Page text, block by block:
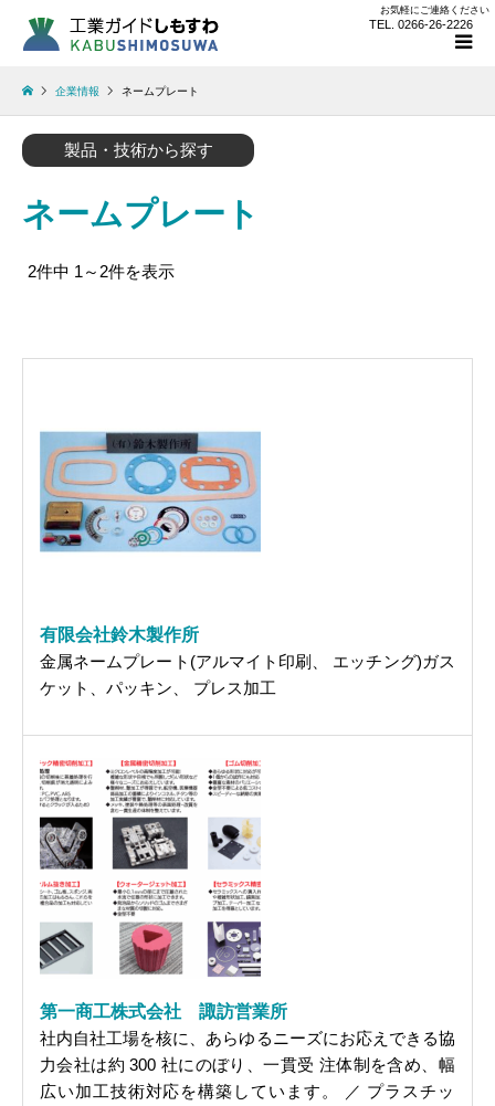
お気軽にご連絡ください
TEL. 0266-26-2226
企業情報 ネームプレート
製品・技術から探す
ネームプレート
2件中 1～2件を表示
有限会社鈴木製作所
金属ネームプレート(アルマイト印刷、 エッチング)ガス
ケット、パッキン、 プレス加工
第一商工株式会社 諏訪営業所
社内自社工場を核に、あらゆるニーズにお応えできる協
力会社は約 300 社にのぼり、一貫受 注体制を含め、幅
広い加工技術対応を構築しています。 ／ プラスチッ